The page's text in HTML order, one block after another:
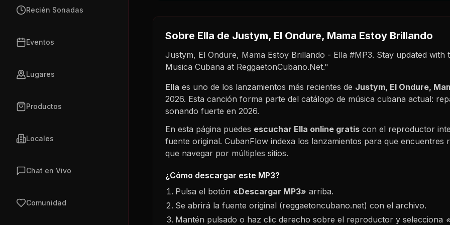
Recién Sonadas
Eventos
Lugares
Productos
Locales
Chat en Vivo
Comunidad
Sobre Ella de Justym, El Ondure, Mama Estoy Brillando
Justym, El Ondure, Mama Estoy Brillando - Ella #MP3. Stay updated
Musica Cubana at ReggaetonCubano.Net."
Ella es uno de los lanzamientos más recientes de Justym, El Ondure,
2026. Esta canción forma parte del catálogo de música cubana actual:
sonando fuerte en 2026.
En esta página puedes escuchar Ella online gratis con el reproductor
fuente original. CubanFlow indexa los lanzamientos para que
que navegar por múltiples sitios.
¿Cómo descargar este MP3?
Pulsa el botón «Descargar MP3» arriba.
Se abrirá la fuente original (reggaetoncubano.net) con el archivo.
Mantén pulsado o haz clic derecho sobre el reproductor y selecciona